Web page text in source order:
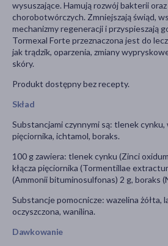
wysuszające. Hamują rozwój bakterii
chorobotwórczych. Zmniejszają świąd,
mechanizmy regeneracji i przyspieszają
Tormexal Forte przeznaczona jest do
jak trądzik, oparzenia, zmiany
skóry.
Produkt dostępny bez recepty.
Skład
Substancjami czynnymi są: tlenek cynku,
pięciornika, ichtamol, boraks.
100 g zawiera: tlenek cynku (Zinci
kłącza pięciornika (Tormentillae
(Ammonii bituminosulfonas) 2 g, boraks
Substancje pomocnicze: wazelina żółta,
oczyszczona, wanilina.
Dawkowanie